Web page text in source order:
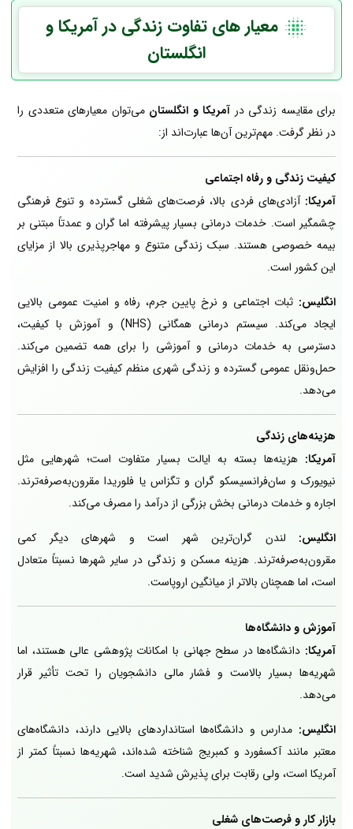
معیار های تفاوت زندگی در آمریکا و
انگلستان
برای مقایسه زندگی در آمریکا و انگلستانمی‌توان معیارهای متعددی را
در نظر گرفت. مهم‌ترین آن‌ها عبارت‌اند از:
کیفیت زندگی و رفاه اجتماعی
آمریکا: آزادی‌های فردی بالا، فرصت‌های شغلی گسترده و تنوع فرهنگی
چشمگیر است. خدمات درمانی بسیار پیشرفته اما گران و عمدتاً مبتنی بر
بیمه خصوصی هستند. سبک زندگی متنوع و مهاجرپذیری بالا از مزایای
این کشور است.
انگلیس: ثبات اجتماعی و نرخ پایین جرم، رفاه و امنیت عمومی بالایی
ایجاد می‌کند. سیستم درمانی همگانی (NHS) و آموزش با کیفیت،
دسترسی به خدمات درمانی و آموزشی را برای همه تضمین می‌کند.
حمل‌ونقل عمومی گسترده و زندگی شهری منظم کیفیت زندگی را افزایش
می‌دهد.
هزینه‌های زندگی
آمریکا: هزینه‌ها بسته به ایالت بسیار متفاوت است؛ شهرهایی مثل
نیویورک و سان‌فرانسیسکو گران و تگزاس یا فلوریدا مقرون‌به‌صرفه‌ترند.
اجاره و خدمات درمانی بخش بزرگی از درآمد را مصرف می‌کند.
انگلیس: لندن گران‌ترین شهر است و شهرهای دیگر کمی
مقرون‌به‌صرفه‌ترند. هزینه مسکن و زندگی در سایر شهرها نسبتاً متعادل
است، اما همچنان بالاتر از میانگین اروپاست.
آموزش و دانشگاه‌ها
آمریکا: دانشگاه‌ها در سطح جهانی با امکانات پژوهشی عالی هستند، اما
شهریه‌ها بسیار بالاست و فشار مالی دانشجویان را تحت تأثیر قرار
می‌دهد.
انگلیس: مدارس و دانشگاه‌ها استانداردهای بالایی دارند، دانشگاه‌های
معتبر مانند آکسفورد و کمبریج شناخته شده‌اند، شهریه‌ها نسبتاً کمتر از
آمریکا است، ولی رقابت برای پذیرش شدید است.
بازار کار و فرصت‌های شغلی